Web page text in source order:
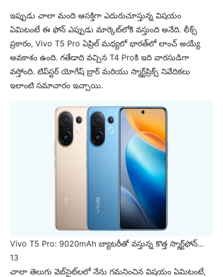
ఇప్పుడు చాలా మంది ఆసక్తిగా ఎదురుచూస్తున్న విషయం
ఏమిటంటే ఈ ఫోన్ ఎప్పుడు మార్కెట్‌లోకి వస్తుంది అనేది. లీక్స్
ప్రకారం, Vivo T5 Pro ఏప్రిల్ మధ్యలో భారత్‌లో లాంచ్ అయ్యే
అవకాశం ఉంది. గతేడాది వచ్చిన T4 Proకి ఇది వారసుడిగా
వస్తోంది. టిప్‌స్టర్ యోగేష్ బ్రార్ మరియు స్మార్ట్‌ప్రిక్స్ నివేదికలు
ఇలాంటి సమాచారం ఇచ్చాయి.
Vivo T5 Pro: 9020mAh బ్యాటరీతో వస్తున్న కొత్త స్మార్ట్‌ఫోన్...
13
చాలా తెలుగు వెబ్‌సైట్‌లలో నేను గమనించిన విషయం ఏమిటంటే,